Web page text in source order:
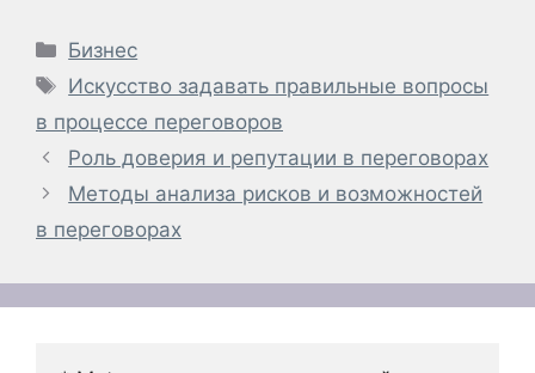
Рубрики
Бизнес
Метки
Искусство задавать правильные вопросы
в процессе переговоров
Роль доверия и репутации в переговорах
Методы анализа рисков и возможностей
в переговорах